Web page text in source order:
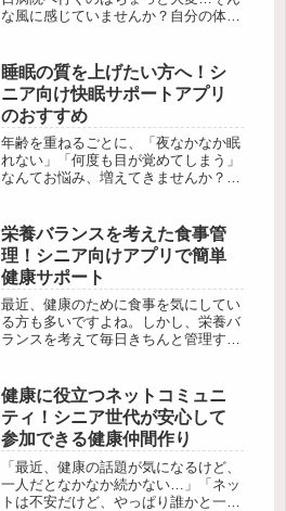
な風に感じていませんか？自分の体調
は今、腕につけるだけで心拍や血圧ま
で測れる「スマートウォッチ」がシニ
ア...
睡眠の質を上げたい方へ！シ
ニア向け快眠サポートアプリ
のおすすめ
年齢を重ねるごとに、「夜なかなか眠
れない」「何度も目が覚めてしまう」
なんてお悩み、増えてきませんか？ぐ
のではないでしょうか。でも、最近は
スマホで手軽に使える快眠サポートア
プリが...
栄養バランスを考えた食事管
理！シニア向けアプリで簡単
健康サポート
最近、健康のために食事を気にしてい
る方も多いですよね。しかし、栄養バ
ランスを考えて毎日きちんと管理する
マートフォンの健康サポートアプリ。
でも「難しそう」「使いこなせるか不
安」と...
健康に役立つネットコミュニ
ティ！シニア世代が安心して
参加できる健康仲間作り
「最近、健康の話題が気になるけど、
一人だとなかなか続かない…」「ネッ
トは不安だけど、やっぱり誰かと一緒